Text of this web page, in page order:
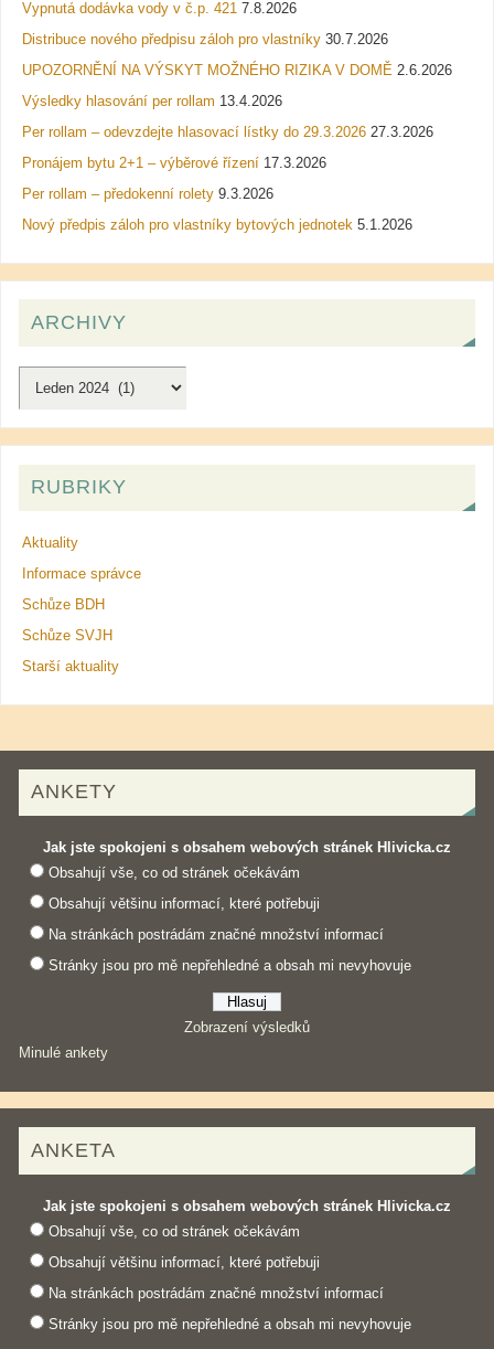
Vypnutá dodávka vody v č.p. 421 7.8.2026
Distribuce nového předpisu záloh pro vlastníky 30.7.2026
UPOZORNĚNÍ NA VÝSKYT MOŽNÉHO RIZIKA V DOMĚ 2.6.2026
Výsledky hlasování per rollam 13.4.2026
Per rollam – odevzdejte hlasovací lístky do 29.3.2026 27.3.2026
Pronájem bytu 2+1 – výběrové řízení 17.3.2026
Per rollam – předokenní rolety 9.3.2026
Nový předpis záloh pro vlastníky bytových jednotek 5.1.2026
ARCHIVY
RUBRIKY
Aktuality
Informace správce
Schůze BDH
Schůze SVJH
Starší aktuality
ANKETY
Jak jste spokojeni s obsahem webových stránek Hlivicka.cz
Obsahují vše, co od stránek očekávám
Obsahují většinu informací, které potřebuji
Na stránkách postrádám značné množství informací
Stránky jsou pro mě nepřehledné a obsah mi nevyhovuje
Zobrazení výsledků
Minulé ankety
ANKETA
Jak jste spokojeni s obsahem webových stránek Hlivicka.cz
Obsahují vše, co od stránek očekávám
Obsahují většinu informací, které potřebuji
Na stránkách postrádám značné množství informací
Stránky jsou pro mě nepřehledné a obsah mi nevyhovuje